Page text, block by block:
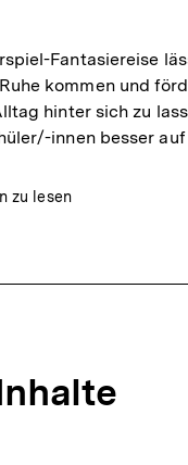
Fantasiereise
kommen und
hinter sich zu
innen besser
zu lesen